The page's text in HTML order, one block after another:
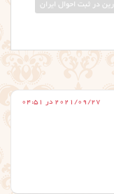
در ثبت احوال ایران
2021/09/27 در 04:51